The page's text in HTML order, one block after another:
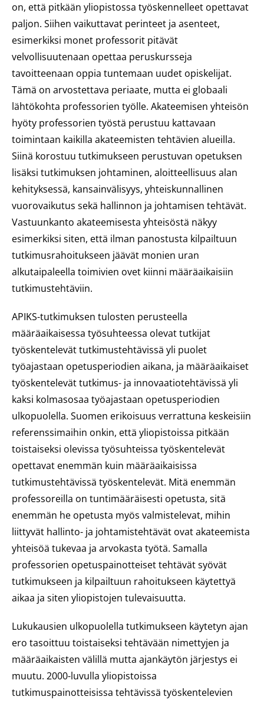
on, että pitkään yliopistossa työskennelleet opettavat
paljon. Siihen vaikuttavat perinteet ja asenteet,
esimerkiksi monet professorit pitävät
velvollisuutenaan opettaa peruskursseja
tavoitteenaan oppia tuntemaan uudet opiskelijat.
Tämä on arvostettava periaate, mutta ei globaali
lähtökohta professorien työlle. Akateemisen yhteisön
hyöty professorien työstä perustuu kattavaan
toimintaan kaikilla akateemisten tehtävien alueilla.
Siinä korostuu tutkimukseen perustuvan opetuksen
lisäksi tutkimuksen johtaminen, aloitteellisuus alan
kehityksessä, kansainvälisyys, yhteiskunnallinen
vuorovaikutus sekä hallinnon ja johtamisen tehtävät.
Vastuunkanto akateemisesta yhteisöstä näkyy
esimerkiksi siten, että ilman panostusta kilpailtuun
tutkimusrahoitukseen jäävät monien uran
alkutaipaleella toimivien ovet kiinni määräaikaisiin
tutkimustehtäviin.
APIKS-tutkimuksen tulosten perusteella
määräaikaisessa työsuhteessa olevat tutkijat
työskentelevät tutkimustehtävissä yli puolet
työajastaan opetusperiodien aikana, ja määräaikaiset
työskentelevät tutkimus- ja innovaatiotehtävissä yli
kaksi kolmasosaa työajastaan opetusperiodien
ulkopuolella. Suomen erikoisuus verrattuna keskeisiin
referenssimaihin onkin, että yliopistoissa pitkään
toistaiseksi olevissa työsuhteissa työskentelevät
opettavat enemmän kuin määräaikaisissa
tutkimustehtävissä työskentelevät. Mitä enemmän
professoreilla on tuntimääräisesti opetusta, sitä
enemmän he opetusta myös valmistelevat, mihin
liittyvät hallinto- ja johtamistehtävät ovat akateemista
yhteisöä tukevaa ja arvokasta työtä. Samalla
professorien opetuspainotteiset tehtävät syövät
tutkimukseen ja kilpailtuun rahoitukseen käytettyä
aikaa ja siten yliopistojen tulevaisuutta.
Lukukausien ulkopuolella tutkimukseen käytetyn ajan
ero tasoittuu toistaiseksi tehtävään nimettyjen ja
määräaikaisten välillä mutta ajankäytön järjestys ei
muutu. 2000-luvulla yliopistoissa
tutkimuspainotteisissa tehtävissä työskentelevien